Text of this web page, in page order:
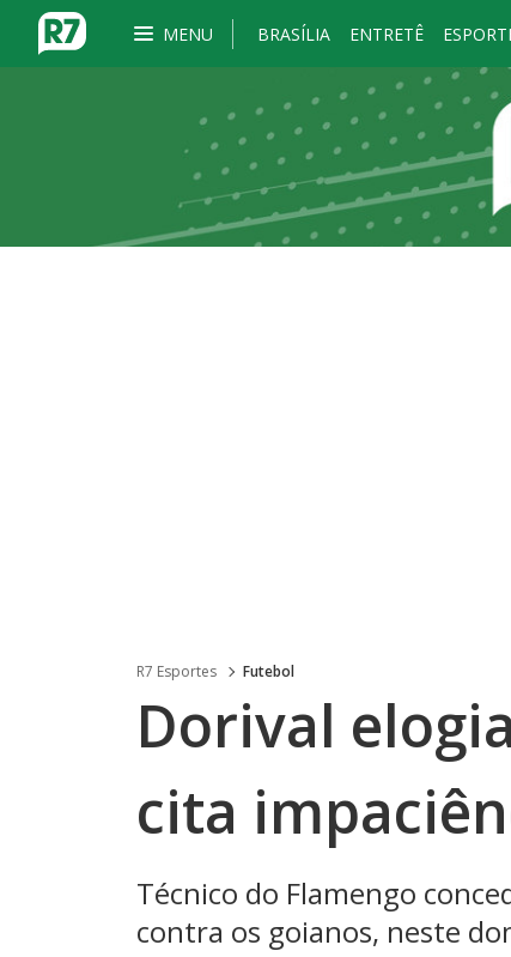
MENU BRASÍLIA ENTRETÊ
R7 Esportes Futebol
Dorival
cita
Técnico do Flamengo
contra os goianos, neste